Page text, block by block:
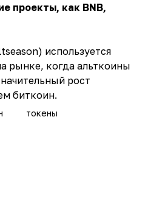
проекты, как BNB,
используется
рынке, когда альткоины
рост
биткоин.
токены